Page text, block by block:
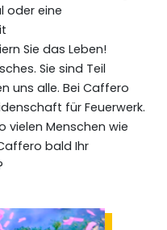
oder eine
Sie das Leben!
Sie sind Teil
uns alle. Bei Caffero
für Feuerwerk.
vielen Menschen wie
bald Ihr